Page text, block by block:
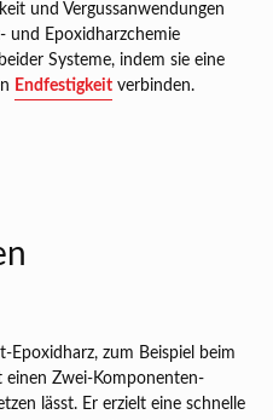
und Vergussanwendungen
und Epoxidharzchemie
Systeme, indem sie eine
Endfestigkeit verbinden.
Epoxidharz, zum Beispiel beim
Zwei-Komponenten-
lässt. Er erzielt eine schnelle